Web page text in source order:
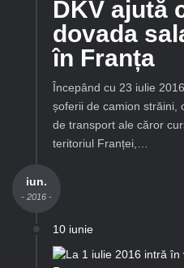
DKV ajută
dovada
în Franța
Începând cu 23 iulie
șoferii de camion străini,
de transport ale căror
teritoriul Franței,…
iun.
- 2016 -
10 iunie